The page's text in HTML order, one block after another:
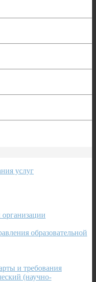
услуг
организации
образовательной
и требования
(научно-